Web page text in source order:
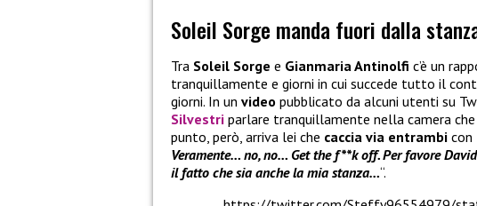
Soleil Sorge manda fuori dalla
Tra Soleil Sorge e Gianmaria Antinolfi c’è un
tranquillamente e giorni in cui succede tutto il
giorni. In un video pubblicato da alcuni utenti su
Silvestri parlare tranquillamente nella camera che
punto, però, arriva lei che caccia via entrambi con
Veramente… no, no… Get the f**k off. Per favore
il fatto che sia anche la mia stanza…“.